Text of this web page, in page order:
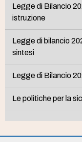
Legge di Bilancio
istruzione
Legge di bilancio
sintesi
Legge di Bilancio
Le politiche per la